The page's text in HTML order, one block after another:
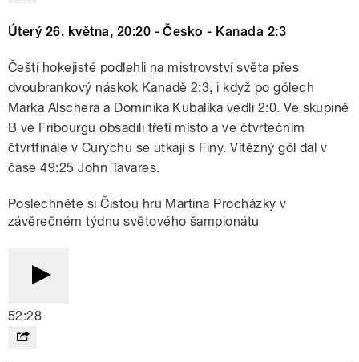
Úterý 26. května, 20:20 - Česko - Kanada 2:3
Čeští hokejisté podlehli na mistrovství světa přes
dvoubrankový náskok Kanadě 2:3, i když po gólech
Marka Alschera a Dominika Kubalíka vedli 2:0. Ve skupině
B ve Fribourgu obsadili třetí místo a ve čtvrtečním
čtvrtfinále v Curychu se utkají s Finy. Vítězný gól dal v
čase 49:25 John Tavares.
Poslechněte si Čistou hru Martina Procházky v
závěrečném týdnu světového šampionátu
52:28